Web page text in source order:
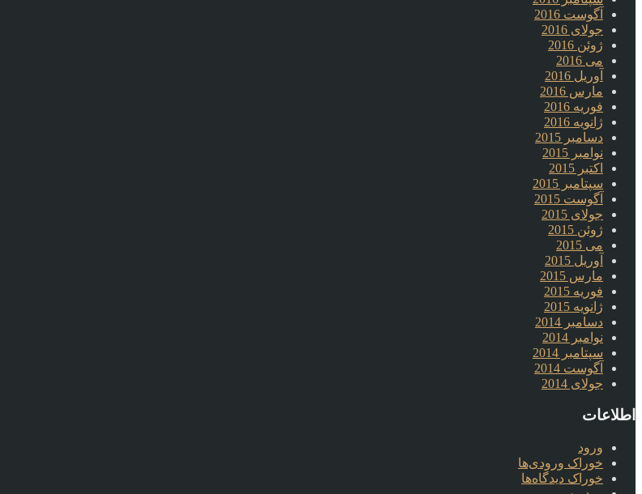
آگوست 2016
جولای 2016
ژوئن 2016
می 2016
آوریل 2016
مارس 2016
فوریه 2016
ژانویه 2016
دسامبر 2015
نوامبر 2015
اکتبر 2015
سپتامبر 2015
آگوست 2015
جولای 2015
ژوئن 2015
می 2015
آوریل 2015
مارس 2015
فوریه 2015
ژانویه 2015
دسامبر 2014
نوامبر 2014
سپتامبر 2014
آگوست 2014
جولای 2014
اطلاعات
ورود
خوراک ورودی‌ها
خوراک دیدگاه‌ها